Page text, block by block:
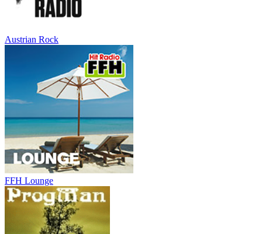
Austrian Rock
FFH Lounge